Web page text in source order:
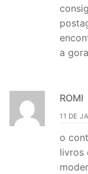
a
ROMI
11 DE
o
livros